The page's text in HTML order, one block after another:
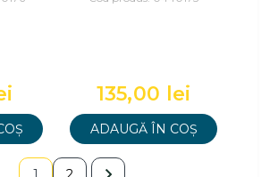
135,00 lei
ADAUGĂ ÎN COȘ